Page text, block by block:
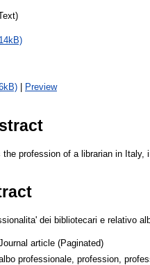
| Preview
profession of a librarian in
dei bibliotecari e relativo
article (Paginated)
professionale, profession,